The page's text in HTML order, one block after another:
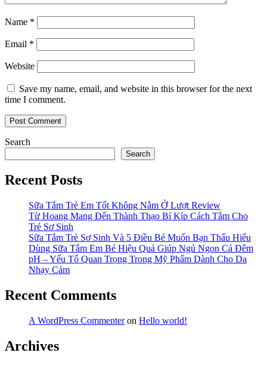
Name *
Email *
Website
Save my name, email, and website in this browser for the next
time I comment.
Search
Search
Recent Posts
Sữa Tắm Trẻ Em Tốt Không Nằm Ở Lượt Review
Từ Hoang Mang Đến Thành Thạo Bí Kíp Cách Tắm Cho
Trẻ Sơ Sinh
Sữa Tắm Trẻ Sơ Sinh Và 5 Điều Bé Muốn Bạn Thấu Hiểu
Dùng Sữa Tắm Em Bé Hiệu Quả Giúp Ngủ Ngon Cả Đêm
pH – Yếu Tố Quan Trọng Trong Mỹ Phẩm Dành Cho Da
Nhạy Cảm
Recent Comments
A WordPress Commenteron Hello world!
Archives